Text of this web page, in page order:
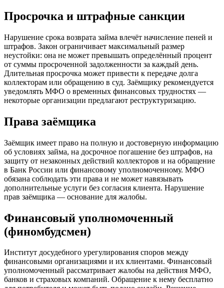
Просрочка и штрафные санкции
Нарушение срока возврата займа влечёт начисление пеней и
штрафов. Закон ограничивает максимальный размер
неустойки: она не может превышать определённый процент
от суммы просроченной задолженности за каждый день.
Длительная просрочка может привести к передаче долга
коллекторам или обращению в суд. Заёмщику рекомендуется
уведомлять МФО о временных финансовых трудностях —
некоторые организации предлагают реструктуризацию.
Права заёмщика
Заёмщик имеет право на полную и достоверную информацию
об условиях займа, на досрочное погашение без штрафов, на
защиту от незаконных действий коллекторов и на обращение
в Банк России или финансовому уполномоченному. МФО
обязана соблюдать эти права и не может навязывать
дополнительные услуги без согласия клиента. Нарушение
прав заёмщика — основание для жалобы.
Финансовый уполномоченный
(финомбудсмен)
Институт досудебного урегулирования споров между
финансовыми организациями и их клиентами. Финансовый
уполномоченный рассматривает жалобы на действия МФО,
банков и страховых компаний. Обращение к нему бесплатно